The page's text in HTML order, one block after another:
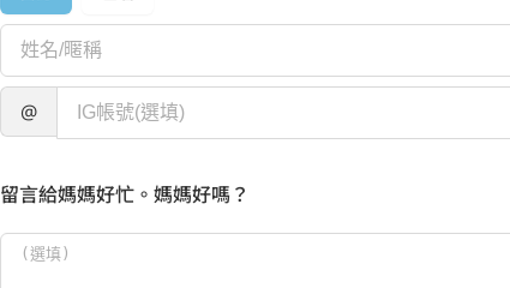
@
留言給媽媽好忙。媽媽好嗎？